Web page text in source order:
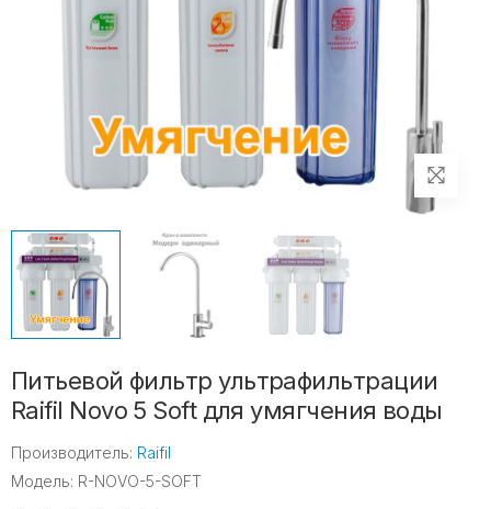
Питьевой фильтр ультрафильтрации
Raifil Novo 5 Soft для умягчения воды
Производитель: Raifil
Модель: R-NOVO-5-SOFT